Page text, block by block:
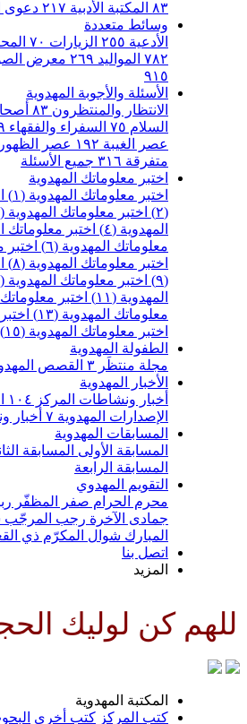
المكتبة الأدبية٢١٧ دعوى اليماني٩٩
وسائط متعددة
الزيارات٧٠ المحاضرات
المواليد٢٦٩ معرض الصور٤,٤٠٢
الأسئلة والأجوبة المهدوية
الانتظار والمنتظرون٨٣ أصحاب الإمام
السفراء والفقهاء٣٩ علامات
١٩٢ عصر الظهور٣٤٦ مدعو
جميع الأسئلة
اختبر معلوماتك المهدوية
اختبر معلوماتك المهدوية (١)
اختبر
اختبر معلوماتك المهدوية (٣)
اختبر
اختبر معلوماتك المهدوية (٥)
معلوماتك المهدوية (٦)
اختبر معلوماتك
اختبر معلوماتك المهدوية (٨)
اختبر
اختبر معلوماتك المهدوية (١٠)
اختبر
اختبر معلوماتك المهدوية (١٢)
معلوماتك المهدوية (١٣)
اختبر معلوماتك
اختبر معلوماتك المهدوية (١٥)
المزيد…
الطفولة المهدوية
مجلة منتظَر٣ القصص المهدوية٢٦
الأخبار المهدوية
أخبار ونشاطات المركز١٠٤ اصدارات
الإصدارات المهدوية ٧ أخبار ونشاطات
المسابقات المهدوية
المسابقة الأولىالمسابقة الثانيةالمسابقة
المسابقة الرابعة
التقويم المهدوي
محرم الحرامصفر المظفّرربيع الأول
جمادى الآخرةرجب المرجّبشعبان
شوال المكرّمذي القعدةذي
بن الحسن
المكتبة المهدوية
كتب المركز
كتب أخرى البحوث والمقالات